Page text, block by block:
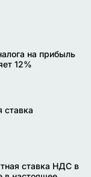
на прибыль
12%
ставка
ставка НДС в